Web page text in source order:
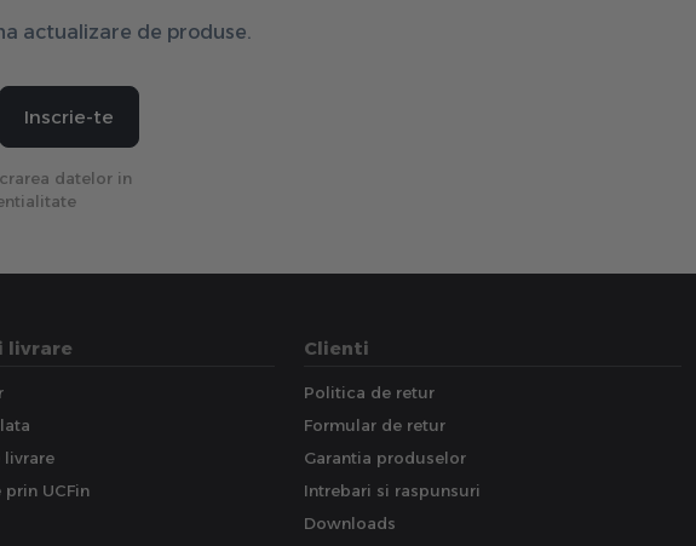
actualizare de produse.
Inscrie-te
datelor in
livrare
livrare
UCFin
Clienti
Politica de retur
Formular de retur
Garantia produselor
Intrebari si raspunsuri
Downloads